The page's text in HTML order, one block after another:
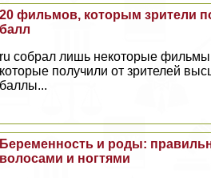
20 фильмов, которым зрители
балл
ru собрал лишь некоторые
которые получили от зрителей
баллы...
Беременность и роды:
волосами и ногтями